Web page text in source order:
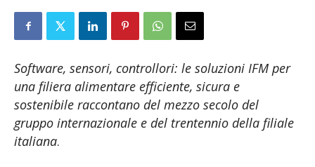
Software, sensori, controllori: le soluzioni IFM per
una filiera alimentare efficiente, sicura e
sostenibile raccontano del mezzo secolo del
gruppo internazionale e del trentennio della filiale
italiana.